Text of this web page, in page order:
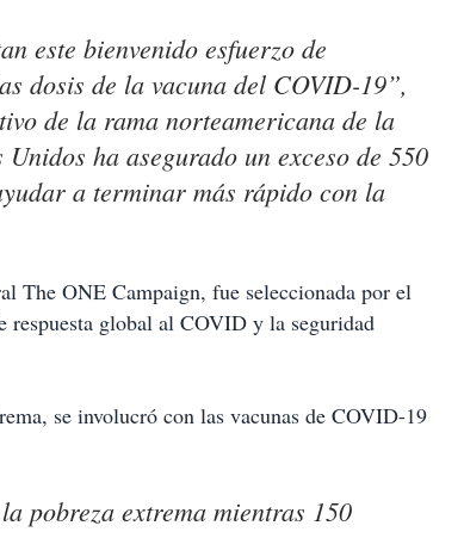
este bienvenido esfuerzo de
dosis de la vacuna del COVID-19”,
de la rama norteamericana de la
ha asegurado un exceso de 550
a terminar más rápido con la
The ONE Campaign, fue seleccionada por el
respuesta global al COVID y la seguridad
se involucró con las vacunas de COVID-19
pobreza extrema mientras 150